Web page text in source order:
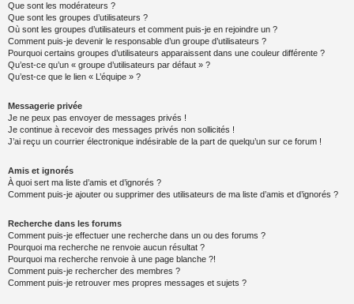
Que sont les modérateurs ?
Que sont les groupes d’utilisateurs ?
Où sont les groupes d’utilisateurs et comment puis-je en rejoindre un ?
Comment puis-je devenir le responsable d’un groupe d’utilisateurs ?
Pourquoi certains groupes d’utilisateurs apparaissent dans une couleur différente ?
Qu’est-ce qu’un « groupe d’utilisateurs par défaut » ?
Qu’est-ce que le lien « L’équipe » ?
Messagerie privée
Je ne peux pas envoyer de messages privés !
Je continue à recevoir des messages privés non sollicités !
J’ai reçu un courrier électronique indésirable de la part de quelqu’un sur ce forum !
Amis et ignorés
À quoi sert ma liste d’amis et d’ignorés ?
Comment puis-je ajouter ou supprimer des utilisateurs de ma liste d’amis et d’ignorés ?
Recherche dans les forums
Comment puis-je effectuer une recherche dans un ou des forums ?
Pourquoi ma recherche ne renvoie aucun résultat ?
Pourquoi ma recherche renvoie à une page blanche ?!
Comment puis-je rechercher des membres ?
Comment puis-je retrouver mes propres messages et sujets ?